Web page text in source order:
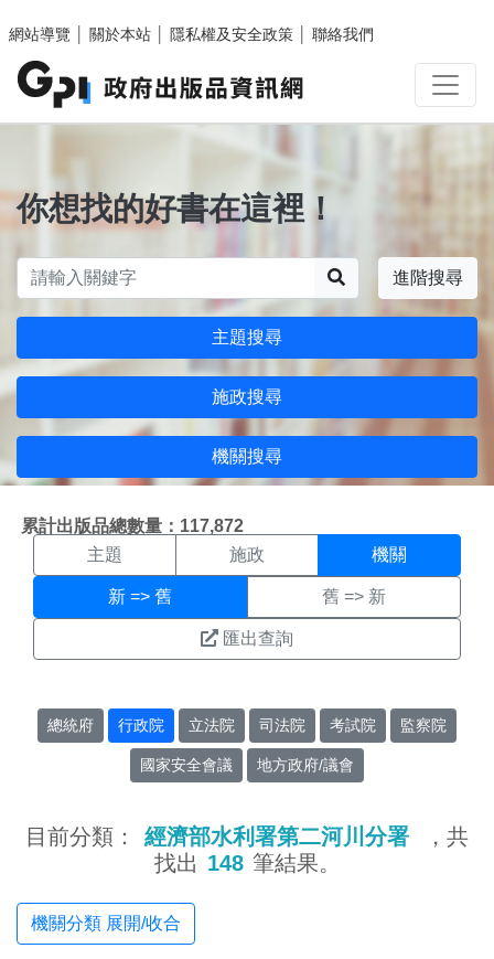
網站導覽
關於本站 隱私權及安全政策 聯絡我們
你想找的好書在這裡！
進階搜尋
主題搜尋
施政搜尋
機關搜尋
累計出版品總數量：117,872
機關搜尋結果頁面
主題 施政 機關
新 => 舊 舊 => 新
匯出查詢
總統府 行政院 立法院 司法院 考試院 監察院
國家安全會議 地方政府/議會
目前分類： 經濟部水利署第二河川分署
，共
找出 148 筆結果。
機關分類 展開/收合